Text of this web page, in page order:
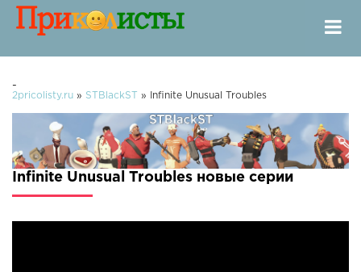
-
2pricolisty.ru » STBlackST » Infinite Unusual Troubles
Infinite Unusual Troubles новые серии